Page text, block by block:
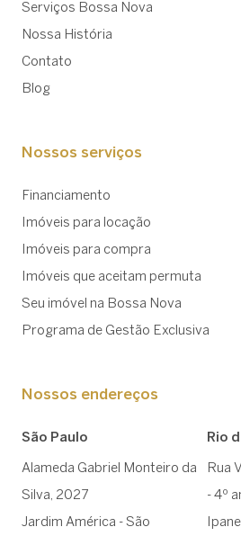
Serviços Bossa Nova
Nossa História
Contato
Blog
Nossos serviços
Financiamento
Imóveis para locação
Imóveis para compra
Imóveis que aceitam permuta
Seu imóvel na Bossa Nova
Programa de Gestão Exclusiva
Nossos endereços
São Paulo
Alameda Gabriel Monteiro da
Silva, 2027
Jardim América - São
Rio
Rua
- 4º